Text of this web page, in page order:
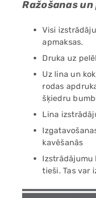
Ražošanas
Visi
apmaksas.
Druka uz
Uz lina un
rodas
šķiedru
Lina
kavēšanās
Izstrādājumu
tieši. Tas var